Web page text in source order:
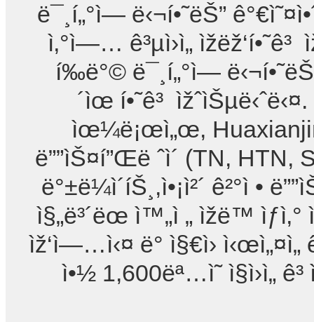
ë¯¸í„°ì— ë‹¬í•˜ëŠ”
ì‚°ì—… ê³µì›ì„
í‰ë°© ë¯¸í„°ì—
´ìœ í•˜ê³ ìžˆìŠµë‹ˆë‹¤.
ìœ¼ë¡œì„œ,
ë””ìŠ¤í”Œë ˆì´ (TN,
ë°±ë¼ì´íŠ¸,ì•¡ì²´ ê²°ì •
ì§„ë³´ëœ ì™„ì „ ìžë™
ìž‘ì—…ì‹¤ ë° ì§€ì›
ì•½ 1,600ëª…ì˜ ì§ì›ì„